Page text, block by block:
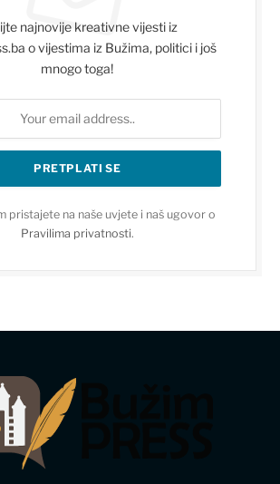
najnovije kreativne vijesti iz
o vijestima iz Bužima, politici i još
mnogo toga!
pristajete na naše uvjete i naš ugovor o
Pravilima privatnosti.